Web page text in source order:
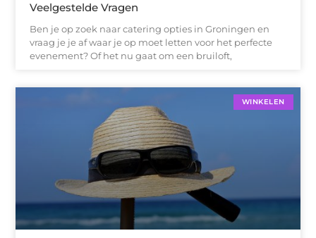
Veelgestelde Vragen
Ben je op zoek naar catering opties in Groningen en
vraag je je af waar je op moet letten voor het perfecte
evenement? Of het nu gaat om een bruiloft,
WINKELEN